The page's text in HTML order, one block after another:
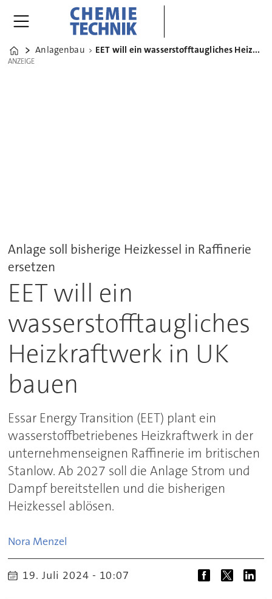
Home
Anlagenbau EET will ein wasserstofftaugliches Heizkraftwerk in UK bauen
ANZEIGE
ANZEIGE
Anlage soll bisherige Heizkessel in Raffinerie
ersetzen
EET will ein
wasserstofftaugliches
Heizkraftwerk in UK
bauen
Essar Energy Transition (EET) plant ein
wasserstoffbetriebenes Heizkraftwerk in der
unternehmenseignen Raffinerie im britischen
Stanlow. Ab 2027 soll die Anlage Strom und
Dampf bereitstellen und die bisherigen
Heizkessel ablösen.
Nora Menzel
19. Juli 2024 - 10:07